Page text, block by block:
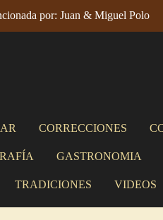
por: Juan & Miguel Polo
CORRECCIONES
GASTRONOMIA
TRADICIONES VIDEOS